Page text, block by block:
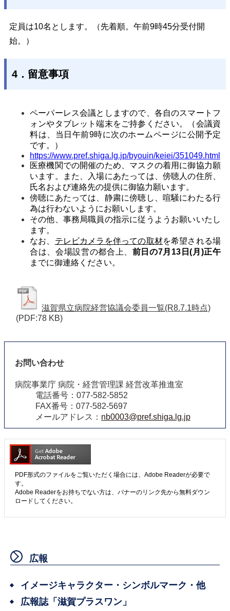
定員は10名とします。（先着順。午前9時45分受付開
始。）
4．留意事項
ペーパーレス会議としますので、各自のスマートフ
ォンやタブレット端末をご持参ください。（会議資
料は、当日午前9時に次のホームページに公開予定
です。）
https://www.pref.shiga.lg.jp/byouin/keiei/351049.html
医療機関での開催のため、マスクの着用に御協力願
います 。また、入場にあたっては、傍聴人の住所、
氏名および連絡先の提供に御協力願います。
傍聴にあたっては、静粛に傍聴し、喧騒にわたる行
為は行わないようにお願いします。
その他、事務局職員の指示に従うようお願いいたし
ます。
なお、 テレビカメラを伴っての取材を希望される場
合は、会場設営の都合上、 前日の7月13日(月)正午
までに御連絡ください。
滋賀県立病院経営協議会委員一覧(R8.7.1時点)
(PDF:78 KB)
お問い合わせ
病院事業庁 病院・経営管理課 経営改革推進室
電話番号：077-582-5852
FAX番号：077-582-5697
メールアドレス： nb0003@pref.shiga.lg.jp
PDF形式のファイルをご覧いただく場合には、Adobe Readerが必要で
す。
Adobe Readerをお持ちでない方は、バナーのリンク先から無料ダウン
ロードしてください。
広報
イメージキャラクター・シンボルマーク・他
広報誌「滋賀プラスワン」